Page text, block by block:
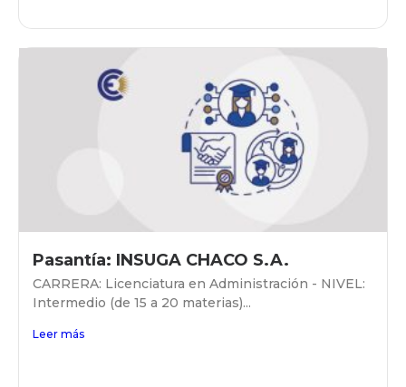
Pasantía: INSUGA CHACO S.A.
CARRERA: Licenciatura en Administración - NIVEL:
Intermedio (de 15 a 20 materias)...
Leer más